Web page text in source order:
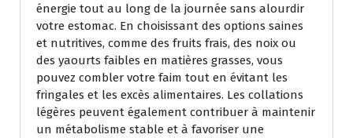
énergie tout au long de la journée sans alourdir
votre estomac. En choisissant des options saines
et nutritives, comme des fruits frais, des noix ou
des yaourts faibles en matières grasses, vous
pouvez combler votre faim tout en évitant les
fringales et les excès alimentaires. Les collations
légères peuvent également contribuer à maintenir
un métabolisme stable et à favoriser une